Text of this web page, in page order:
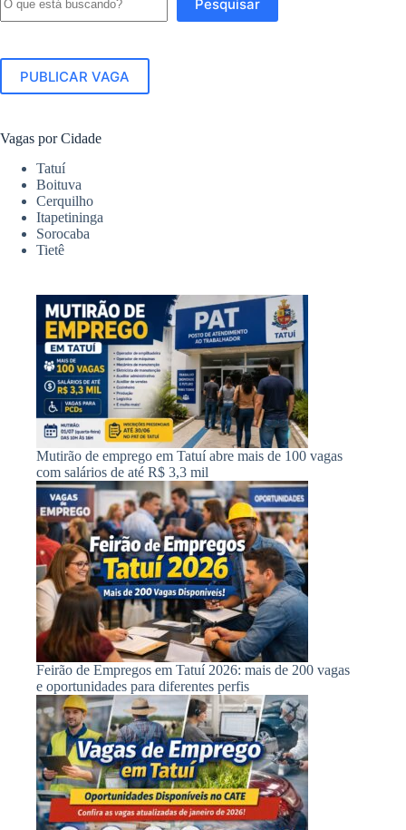
Pesquisar
PUBLICAR VAGA
Vagas por Cidade
Tatuí
Boituva
Cerquilho
Itapetininga
Sorocaba
Tietê
Mutirão de emprego em Tatuí abre mais de 100 vagas
com salários de até R$ 3,3 mil
Feirão de Empregos em Tatuí 2026: mais de 200 vagas
e oportunidades para diferentes perfis